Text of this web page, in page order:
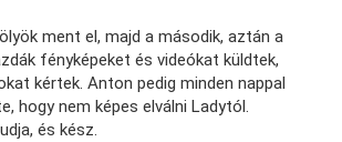
ment el, majd a második, aztán a
fényképeket és videókat küldtek,
kértek. Anton pedig minden nappal
hogy nem képes elválni Ladytól.
és kész.